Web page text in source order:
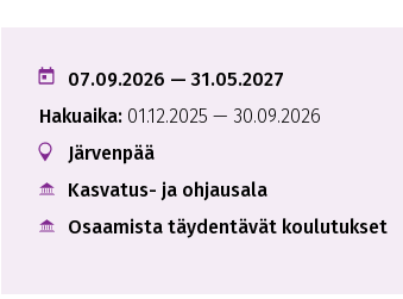
07.09.2026 — 31.05.2027
Hakuaika: 01.12.2025 — 30.09.2026
Järvenpää
Kasvatus- ja ohjausala
Osaamista täydentävät koulutukset